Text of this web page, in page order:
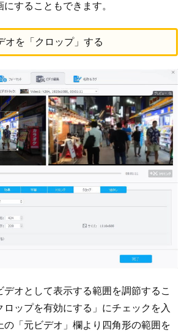
することもできます。
オを「クロップ」する
デオとして表示する範囲を調節するこ
ロップを有効にする」にチェックを入
の「元ビデオ」欄より四角形の範囲を